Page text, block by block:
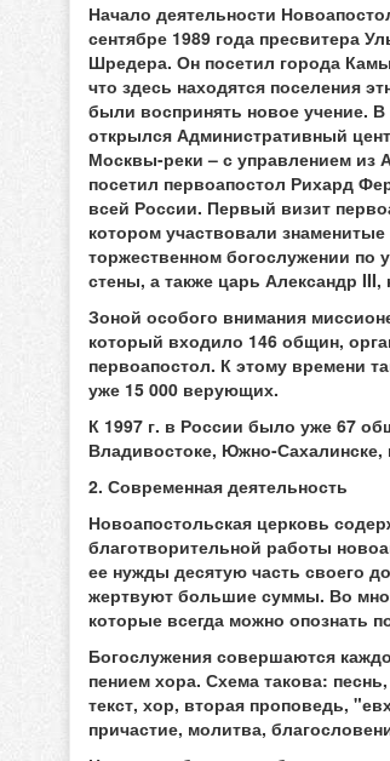
Начало деятельности
сентябре 1989 года пресвитера
Шредера. Он посетил города
что здесь находятся поселения
были воспринять новое учение.
открылся Административный
Москвы-реки – с управлением из
посетил первоапостол Рихард
всей России. Первый визит
котором участвовали
торжественном богослужении по
стены, а также царь Александр III,
Зоной особого внимания
который входило 146 общин,
первоапостол. К этому времени
уже 15 000 верующих.
К 1997 г. в России было уже 67
Владивостоке, Южно-Сахалинске,
2. Современная деятельность
Новоапостольская церковь
благотворительной работы
ее нужды десятую часть своего
жертвуют большие суммы. Во
которые всегда можно опознать
Богослужения совершаются
пением хора. Схема такова:
текст, хор, вторая проповедь,
причастие, молитва,